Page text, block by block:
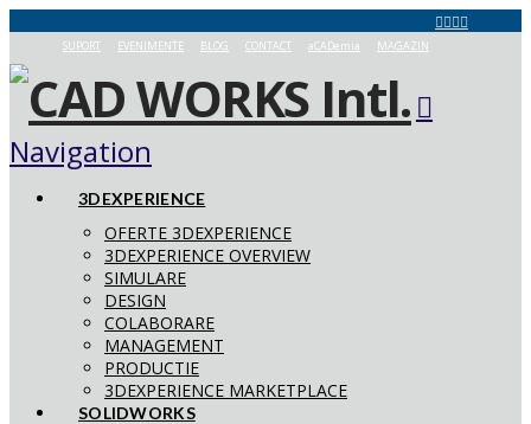
SUPORT EVENIMENTE BLOG CONTACT aCADemia MAGAZIN
Navigation
3DEXPERIENCE
OFERTE 3DEXPERIENCE
3DEXPERIENCE OVERVIEW
SIMULARE
DESIGN
COLABORARE
MANAGEMENT
PRODUCTIE
3DEXPERIENCE MARKETPLACE
SOLIDWORKS